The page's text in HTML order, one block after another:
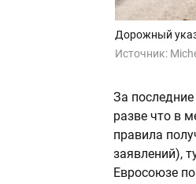
Дорожный
Источник:
За
разве что в
правила
заявлений),
Евросоюзе